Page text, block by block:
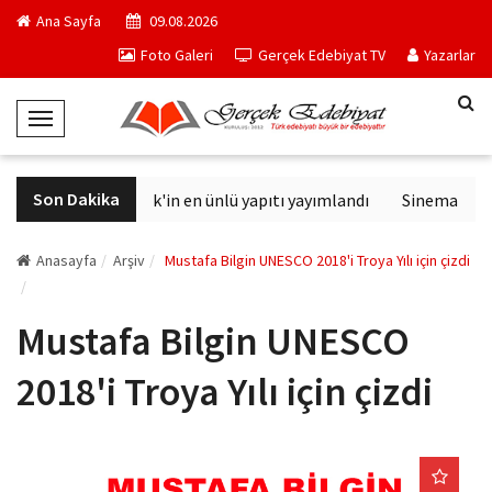
Ana Sayfa
09.08.2026
Foto Galeri
Gerçek Edebiyat TV Yazarlar
T
o
g
g
e
g
Son Dakika
Philip K. Dick'in en ünlü yapıtı yayımlandı
Anasayfa Arşiv Mustafa Bilgin UNESCO 2018'i Troya Yılı için çizdi
Mustafa Bilgin UNESCO
2018'i Troya Yılı için çizdi